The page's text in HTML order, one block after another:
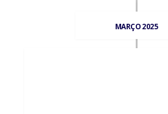
MARÇO 2025